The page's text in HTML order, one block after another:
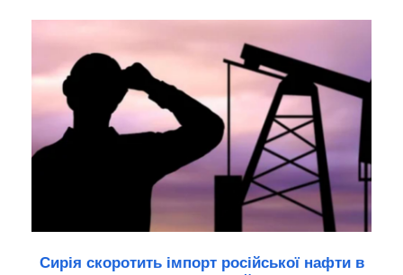
Сирія скоротить імпорт російської нафти в